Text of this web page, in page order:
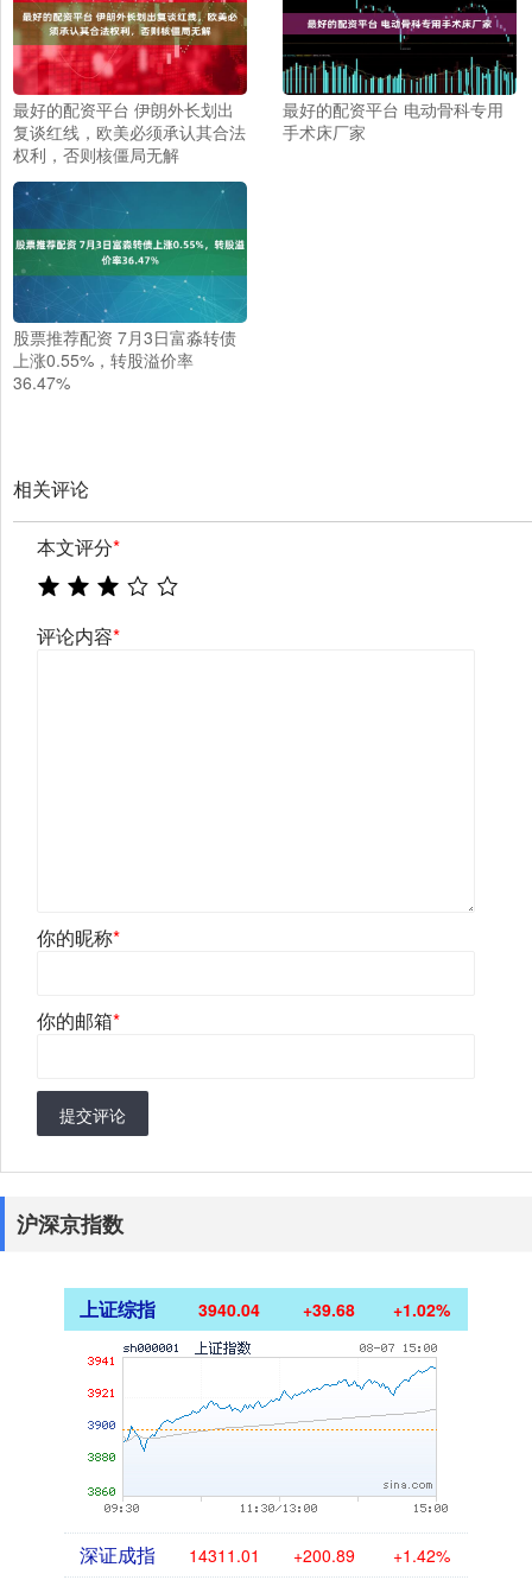
最好的配资平台 伊朗外长划出
复谈红线，欧美必须承认其合法
权利，否则核僵局无解
最好的配资平台 电动骨科专用
手术床厂家
股票推荐配资 7月3日富淼转债
上涨0.55%，转股溢价率
36.47%
相关评论
本文评分*
评论内容*
你的昵称*
你的邮箱*
提交评论
沪深京指数
上证综指 3940.04 +39.68 +1.02%
深证成指 14311.01 +200.89 +1.42%